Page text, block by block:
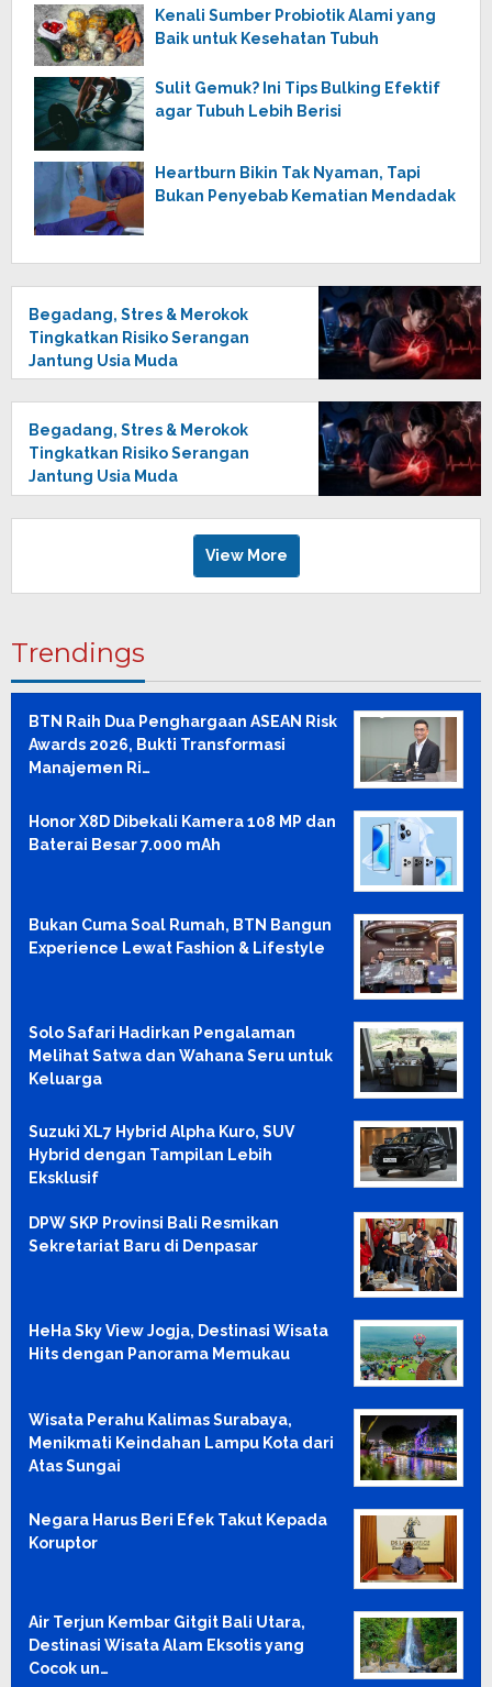
Kenali Sumber Probiotik Alami yang
Baik untuk Kesehatan Tubuh
Sulit Gemuk? Ini Tips Bulking Efektif
agar Tubuh Lebih Berisi
Heartburn Bikin Tak Nyaman, Tapi
Bukan Penyebab Kematian Mendadak
Begadang, Stres & Merokok
Tingkatkan Risiko Serangan
Jantung Usia Muda
Begadang, Stres & Merokok
Tingkatkan Risiko Serangan
Jantung Usia Muda
View More
Trendings
BTN Raih Dua Penghargaan ASEAN Risk
Awards 2026, Bukti Transformasi
Manajemen Ri…
Honor X8D Dibekali Kamera 108 MP dan
Baterai Besar 7.000 mAh
Bukan Cuma Soal Rumah, BTN Bangun
Experience Lewat Fashion & Lifestyle
Solo Safari Hadirkan Pengalaman
Melihat Satwa dan Wahana Seru untuk
Keluarga
Suzuki XL7 Hybrid Alpha Kuro, SUV
Hybrid dengan Tampilan Lebih
Eksklusif
DPW SKP Provinsi Bali Resmikan
Sekretariat Baru di Denpasar
HeHa Sky View Jogja, Destinasi Wisata
Hits dengan Panorama Memukau
Wisata Perahu Kalimas Surabaya,
Menikmati Keindahan Lampu Kota dari
Atas Sungai
Negara Harus Beri Efek Takut Kepada
Koruptor
Air Terjun Kembar Gitgit Bali Utara,
Destinasi Wisata Alam Eksotis yang
Cocok un…